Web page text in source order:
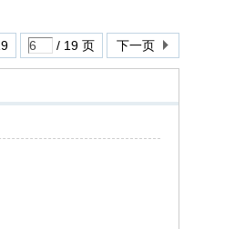
/ 19 页 下一页